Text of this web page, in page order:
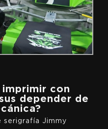
imprimir con
depender de
serigrafía Jimmy